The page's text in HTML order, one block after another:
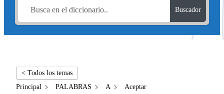
Buscador
< Todos los temas
Principal
PALABRAS A Aceptar